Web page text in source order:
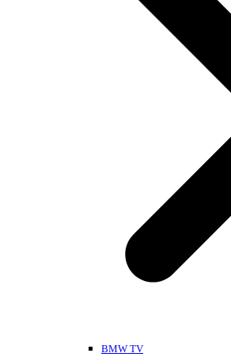
BMW TV